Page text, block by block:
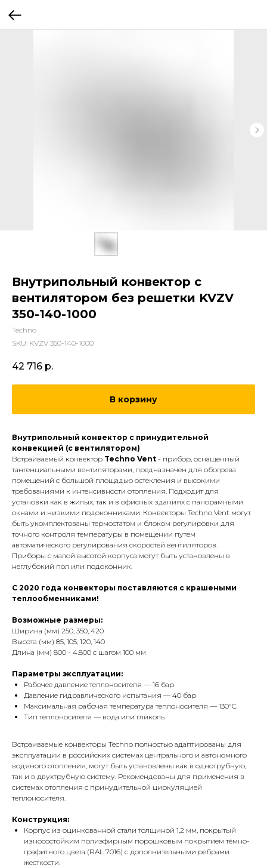
Внутрипольный конвектор с
вентилятором без решетки KVZV
350-140-1000
Techno
SKU: KVZV 350-140-1000
42 716 р.
В корзину
Внутрипольный конвектор с принудительной
конвекцией (с вентилятором)
Встраиваемый конвектор Techno Vent - прибор, оснащенный
тангенциальными вентиляторами, предназначен для обогрева
помещений с большой площадью остекления и высокими
требованиями к интенсивности отопления. Подходит для
установки как в жилых, так и в офисных зданиях с панорамными
окнами и низкими подоконниками. Конвекторы Techno Vent могут
быть укомплектованы термостатом и блоком регулировки для
точного контроля температуры в помещении путем
автоматического регулирования скоростей вентиляторов.
Приборы с малой высотой корпуса могут быть установлены в
неглубокий пол или подоконник.
С 2020 года конвекторы поставляются с крашеными
теплообменниками!
Возможные размеры:
Ширина (мм) 250, 350, 420
Высота (мм) 85, 105, 120, 140
Длина (мм) 800 - 4.800 с шагом 100 мм
Параметры эксплуатации:
Рабочее давление теплоносителя — 16 бар
Давление гидравлического испытания — 40 бар
Максимальная рабочая температура теплоносителя — 130°С
Тип теплоносителя — вода или гликоль
Встраиваемые конвекторы Techno полностью адаптированы для
эксплуатации в российских системах центрального и автономного
водяного отопления, могут быть установлены как в однотрубную,
так и в двухтрубную систему. Рекомендованы для применения в
системах отопления с принудительной циркуляцией
теплоносителя.
Конструкция:
Корпус из оцинкованной стали толщиной 1,2 мм, покрытый
износостойким полиэфирным порошковым покрытием тёмно-
графитного цвета (RAL 7016) с дополнительными ребрами
жесткости.